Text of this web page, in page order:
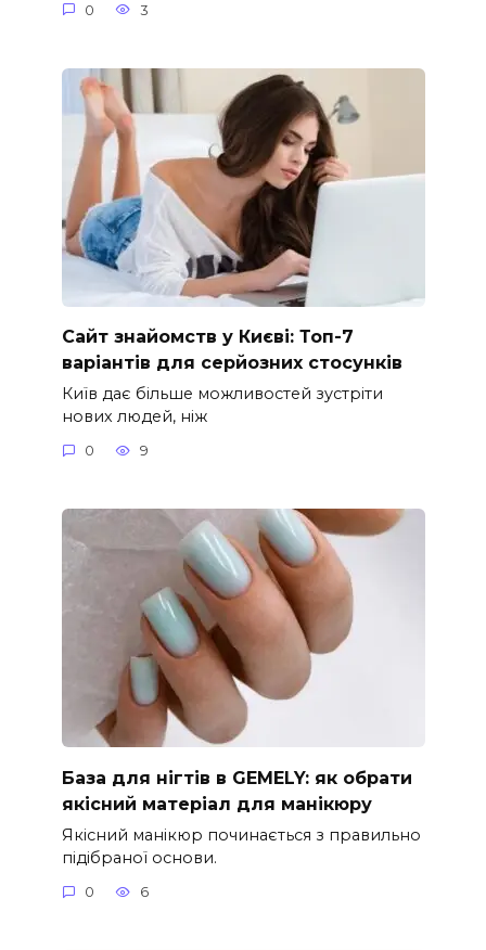
0 3
Сайт знайомств у Києві: Топ-7
варіантів для серйозних стосунків
Київ дає більше можливостей зустріти
нових людей, ніж
0 9
База для нігтів в GEMELY: як обрати
якісний матеріал для манікюру
Якісний манікюр починається з правильно
підібраної основи.
0 6